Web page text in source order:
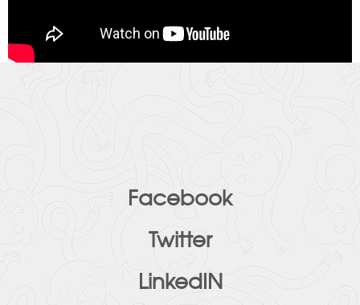
Facebook
Twitter
LinkedIN